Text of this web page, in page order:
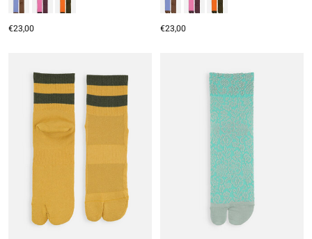
€23,00 €23,00